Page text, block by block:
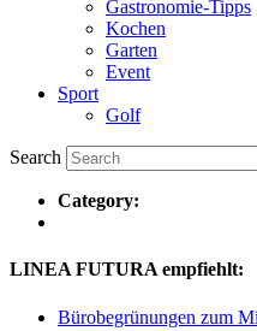
Gastronomie-Tipps
Kochen
Garten
Event
Sport
Golf
Search
Category:
LINEA FUTURA empfiehlt:
Bürobegrünungen zum